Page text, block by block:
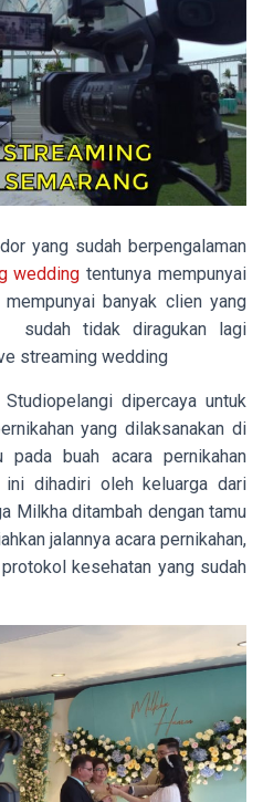
yang sudah berpengalaman
wedding tentunya mempunyai
banyak clien yang
sudah tidak diragukan lagi
streaming wedding
dipercaya untuk
yang dilaksanakan di
pada buah acara pernikahan
ini dihadiri oleh keluarga dari
Milkha ditambah dengan tamu
jalannya acara pernikahan,
kesehatan yang sudah